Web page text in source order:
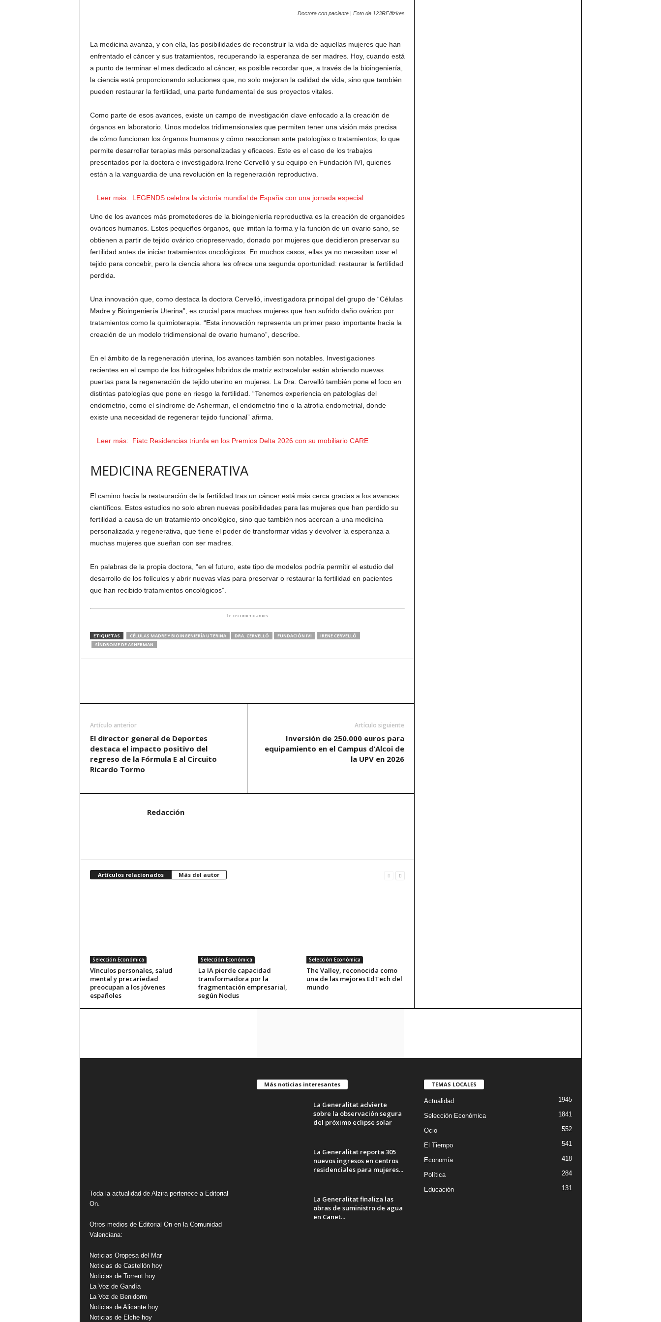
Doctora con paciente | Foto de 123RF/fizkes
La medicina avanza, y con ella, las posibilidades de reconstruir la vida de aquellas mujeres que han
enfrentado el cáncer y sus tratamientos, recuperando la esperanza de ser madres. Hoy, cuando está
a punto de terminar el mes dedicado al cáncer, es posible recordar que, a través de la bioingeniería,
la ciencia está proporcionando soluciones que, no solo mejoran la calidad de vida, sino que también
pueden restaurar la fertilidad, una parte fundamental de sus proyectos vitales.
Como parte de esos avances, existe un campo de investigación clave enfocado a la creación de
órganos en laboratorio. Unos modelos tridimensionales que permiten tener una visión más precisa
de cómo funcionan los órganos humanos y cómo reaccionan ante patologías o tratamientos, lo que
permite desarrollar terapias más personalizadas y eficaces. Este es el caso de los trabajos
presentados por la doctora e investigadora Irene Cervelló y su equipo en Fundación IVI, quienes
están a la vanguardia de una revolución en la regeneración reproductiva.
Leer más: LEGENDS celebra la victoria mundial de España con una jornada especial
Uno de los avances más prometedores de la bioingeniería reproductiva es la creación de organoides
ováricos humanos. Estos pequeños órganos, que imitan la forma y la función de un ovario sano, se
obtienen a partir de tejido ovárico criopreservado, donado por mujeres que decidieron preservar su
fertilidad antes de iniciar tratamientos oncológicos. En muchos casos, ellas ya no necesitan usar el
tejido para concebir, pero la ciencia ahora les ofrece una segunda oportunidad: restaurar la fertilidad
perdida.
Una innovación que, como destaca la doctora Cervelló, investigadora principal del grupo de “Células
Madre y Bioingeniería Uterina”, es crucial para muchas mujeres que han sufrido daño ovárico por
tratamientos como la quimioterapia. “Esta innovación representa un primer paso importante hacia la
creación de un modelo tridimensional de ovario humano”, describe.
En el ámbito de la regeneración uterina, los avances también son notables. Investigaciones
recientes en el campo de los hidrogeles híbridos de matriz extracelular están abriendo nuevas
puertas para la regeneración de tejido uterino en mujeres. La Dra. Cervelló también pone el foco en
distintas patologías que pone en riesgo la fertilidad. “Tenemos experiencia en patologías del
endometrio, como el síndrome de Asherman, el endometrio fino o la atrofia endometrial, donde
existe una necesidad de regenerar tejido funcional” afirma.
Leer más: Fiatc Residencias triunfa en los Premios Delta 2026 con su mobiliario CARE
MEDICINA REGENERATIVA
El camino hacia la restauración de la fertilidad tras un cáncer está más cerca gracias a los avances
científicos. Estos estudios no solo abren nuevas posibilidades para las mujeres que han perdido su
fertilidad a causa de un tratamiento oncológico, sino que también nos acercan a una medicina
personalizada y regenerativa, que tiene el poder de transformar vidas y devolver la esperanza a
muchas mujeres que sueñan con ser madres.
En palabras de la propia doctora, “en el futuro, este tipo de modelos podría permitir el estudio del
desarrollo de los folículos y abrir nuevas vías para preservar o restaurar la fertilidad en pacientes
que han recibido tratamientos oncológicos”.
- Te recomendamos -
ETIQUETAS CÉLULAS MADRE Y BIOINGENIERÍA UTERINA DRA. CERVELLÓ FUNDACIÓN IVI
IRENE CERVELLÓ
SÍNDROME DE ASHERMAN
Artículo anterior
El director general de Deportes
destaca el impacto positivo del
regreso de la Fórmula E al Circuito
Ricardo Tormo
Artículo siguiente
Inversión de 250.000 euros para
equipamiento en el Campus d’Alcoi de
la UPV en 2026
Redacción
Artículos relacionados Más del autor
Selección Económica
Vínculos personales, salud
mental y precariedad
preocupan a los jóvenes
españoles
Selección Económica
La IA pierde capacidad
transformadora por la
fragmentación empresarial,
según Nodus
Selección Económica
The Valley, reconocida como
una de las mejores EdTech del
mundo
Toda la actualidad de Alzira pertenece a Editorial
On.
Otros medios de Editorial On en la Comunidad
Valenciana:
Noticias Oropesa del Mar
Noticias de Castellón hoy
Noticias de Torrent hoy
La Voz de Gandía
La Voz de Benidorm
Noticias de Alicante hoy
Noticias de Elche hoy
Más noticias interesantes
La Generalitat advierte
sobre la observación segura
del próximo eclipse solar
La Generalitat reporta 305
nuevos ingresos en centros
residenciales para mujeres...
La Generalitat finaliza las
obras de suministro de agua
en Canet...
TEMAS LOCALES
Actualidad 1945
Selección Económica 1841
Ocio 552
El Tiempo 541
Economía 418
Política 284
Educación 131